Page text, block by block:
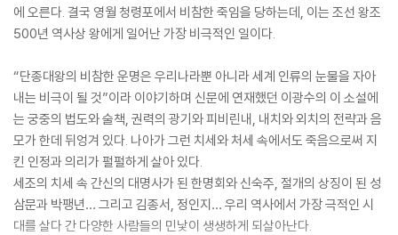
에 오른다. 결국 영월 청령포에서 비참한 죽임을 당하는데, 이는 조선 왕조
500년 역사상 왕에게 일어난 가장 비극적인 일이다.
“단종대왕의 비참한 운명은 우리나라뿐 아니라 세계 인류의 눈물을 자아
내는 비극이 될 것”이라 이야기하며 신문에 연재했던 이광수의 이 소설에
는 궁중의 법도와 술책, 권력의 광기와 피비린내, 내치와 외치의 전략과 음
모가 한데 뒤엉겨 있다. 나아가 그런 치세와 처세 속에서도 죽음으로써 지
킨 인정과 의리가 펄펄하게 살아 있다.
세조의 치세 속 간신의 대명사가 된 한명회와 신숙주, 절개의 상징이 된 성
삼문과 박팽년… 그리고 김종서, 정인지… 우리 역사에서 가장 극적인 시
대를 살다 간 다양한 사람들의 민낯이 생생하게 되살아난다.